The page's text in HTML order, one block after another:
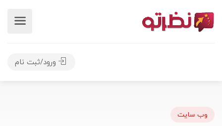
ورود/ثبت نام
وب سایت